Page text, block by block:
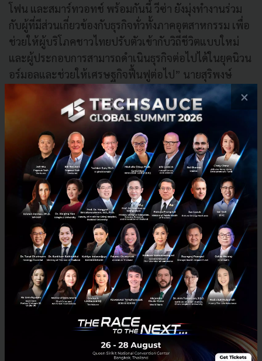
โฟน และสมาร์ทวอทช์ พร้อมกันนี้ วีซ่า ยังมุ่งทำงานร่วม
กับผู้ที่มีส่วนเกี่ยวข้องกับธุรกิจทั่วทั้งภาคอุตสาหกรรม เพื่อ
ช่วยให้ผู้บริโภคชาวไทยปรับตัวเข้ากับวิถีชีวิตแบบใหม่
และผู้ประกอบการสามารถดำเนินธุรกิจต่อไปได้ในยุคนิวน
อร์มอลและช่วยให้เศรษฐกิจฟื้นฟูต่อไป” นายสุริพงษ์
กล่าวเสริม ผู้ถือบัตรวีซ่าคอนแทคเลสสามารถใช้บริการ
“แตะเพื่อจ่าย” ได้ทุกที่ที่รับการชำระเงินแบบไร้เงินสด
โดยไม่จำเป็นต้องเซ็นต์ชื่อบนสลิปเมื่อมียอดการชำระต่ำ
กว่า 1,500 บาท
PR News Visa cashless-society
No comment
×